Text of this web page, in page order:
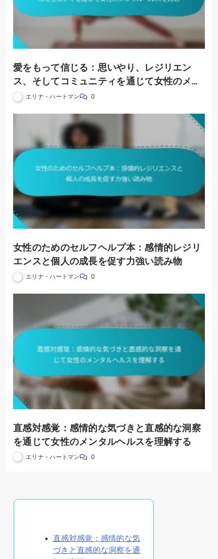
愛をもって信じる：思いやり、レジリエン
ス、そしてコミュニティを通じて女性のメン
タルヘルスを育む
エリナ・ハートマン 0
女性のためのセルフヘルプ本：感情的レジリ
エンスと個人の成長を促す力強い読み物
エリナ・ハートマン 0
直感対感覚：感情的な気づきと直感的な洞察
を通じて女性のメンタルヘルスを理解する
エリナ・ハートマン 0
直感対感覚：感情的な気
づきと直感的な洞察を通